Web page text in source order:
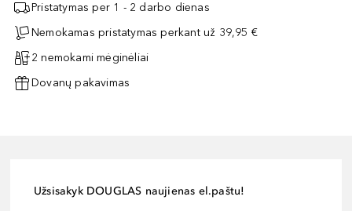
Pristatymas per 1 - 2 darbo dienas
Nemokamas pristatymas perkant už 39,95 €
2 nemokami mėginėliai
Dovanų pakavimas
Užsisakyk DOUGLAS naujienas el.paštu!